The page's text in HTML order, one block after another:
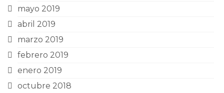
mayo 2019
abril 2019
marzo 2019
febrero 2019
enero 2019
octubre 2018